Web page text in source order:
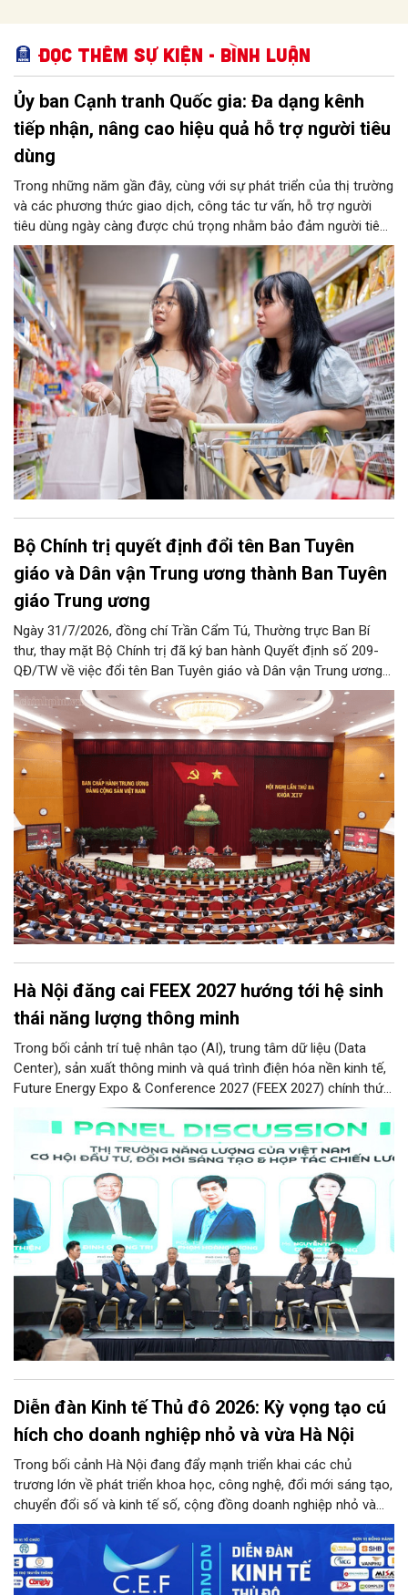
Đọc thêm Sự kiện - Bình luận
Ủy ban Cạnh tranh Quốc gia: Đa dạng kênh
tiếp nhận, nâng cao hiệu quả hỗ trợ người tiêu
dùng
Trong những năm gần đây, cùng với sự phát triển của thị trường
và các phương thức giao dịch, công tác tư vấn, hỗ trợ người
tiêu dùng ngày càng được chú trọng nhằm bảo đảm người tiêu
dùng được tiếp cận thông tin, được hướng dẫn thực hiện quyền
và được hỗ trợ kịp thời khi phát sinh vướng mắc trong quá trình
tiêu dùng hàng hóa, dịch vụ.
Bộ Chính trị quyết định đổi tên Ban Tuyên
giáo và Dân vận Trung ương thành Ban Tuyên
giáo Trung ương
Ngày 31/7/2026, đồng chí Trần Cẩm Tú, Thường trực Ban Bí
thư, thay mặt Bộ Chính trị đã ký ban hành Quyết định số 209-
QĐ/TW về việc đổi tên Ban Tuyên giáo và Dân vận Trung ương
thành Ban Tuyên giáo Trung ương.
Hà Nội đăng cai FEEX 2027 hướng tới hệ sinh
thái năng lượng thông minh
Trong bối cảnh trí tuệ nhân tạo (AI), trung tâm dữ liệu (Data
Center), sản xuất thông minh và quá trình điện hóa nền kinh tế,
Future Energy Expo & Conference 2027 (FEEX 2027) chính thức
ra mắt với kỳ vọng trở thành nền tảng kết nối, thúc đẩy đầu tư,
đổi mới công nghệ và phát triển hệ sinh thái tại Việt Nam.
Diễn đàn Kinh tế Thủ đô 2026: Kỳ vọng tạo cú
hích cho doanh nghiệp nhỏ và vừa Hà Nội
Trong bối cảnh Hà Nội đang đẩy mạnh triển khai các chủ
trương lớn về phát triển khoa học, công nghệ, đổi mới sáng tạo,
chuyển đổi số và kinh tế số, cộng đồng doanh nghiệp nhỏ và
vừa trên địa bàn Thủ đô đứng trước cả cơ hội lẫn thách thức
chưa từng có. Diễn đàn Kinh tế Thủ đô năm 2026 là sự kiện
được kỳ vọng sẽ trở thành cầu nối thiết thực, đưa chính sách,
công nghệ và nguồn lực đến gần hơn với doanh nghiệp.